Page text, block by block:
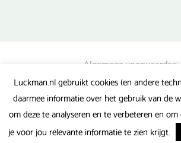
Algemene voorwaarden
Privacy verklaring
Veel gestelde vragen
Luckman.nl gebruikt cookies (en andere
daarmee informatie over het gebruik van de
om deze te analyseren en te verbeteren en
je voor jou relevante informatie te zien krijgt.